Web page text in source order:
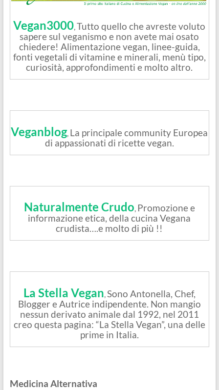
Vegan3000 ,Tutto quello che avreste voluto
sapere sul veganismo e non avete mai osato
chiedere! Alimentazione vegan, linee-guida,
fonti vegetali di vitamine e minerali, menù tipo,
curiosità, approfondimenti e molto altro.
Veganblog, La principale community Europea
di appassionati di ricette vegan.
Naturalmente Crudo, Promozione e
informazione etica, della cucina Vegana
crudista….e molto di più !!
La Stella Vegan,Sono Antonella, Chef,
Blogger e Autrice indipendente. Non mangio
nessun derivato animale dal 1992, nel 2011
creo questa pagina: “La Stella Vegan”, una delle
prime in Italia.
Medicina Alternativa